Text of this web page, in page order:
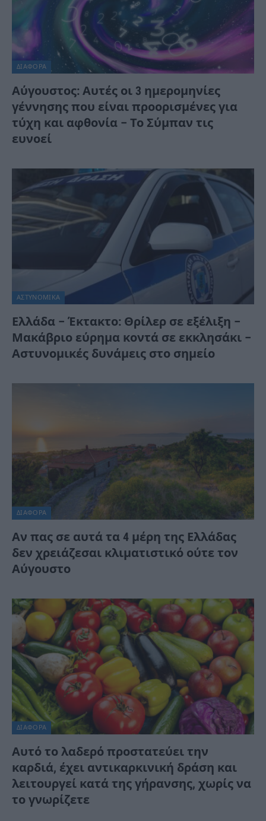
ΔΙΆΦΟΡΑ
Αύγουστος: Αυτές οι 3 ημερομηνίες
γέννησης που είναι προορισμένες για
τύχη και αφθονία – Το Σύμπαν τις
ευνοεί
ΑΣΤΥΝΟΜΙΚΑ
Ελλάδα – Έκτακτο: Θρίλερ σε εξέλιξη –
Μακάβριο εύρημα κοντά σε εκκλησάκι –
Αστυνομικές δυνάμεις στο σημείο
ΔΙΆΦΟΡΑ
Αν πας σε αυτά τα 4 μέρη της Ελλάδας
δεν χρειάζεσαι κλιματιστικό ούτε τον
Αύγουστο
ΔΙΆΦΟΡΑ
Αυτό το λαδερό προστατεύει την
καρδιά, έχει αντικαρκινική δράση και
λειτουργεί κατά της γήρανσης, χωρίς να
το γνωρίζετε